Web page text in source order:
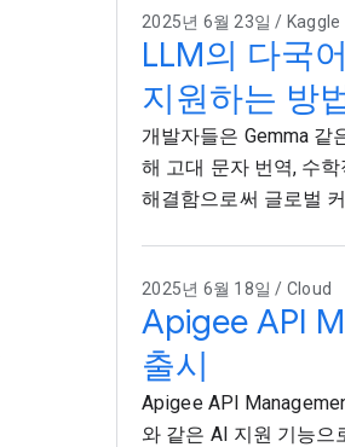
2025년 6월 23일 / Kaggle
LLM의 다국
지원하는 방
개발자들은 Gemma
해 고대 문자 번역, 수
해결함으로써 글로벌
2025년 6월 18일 / Cloud
Apigee API
출시
Apigee API
와 같은 AI 지원 기능으